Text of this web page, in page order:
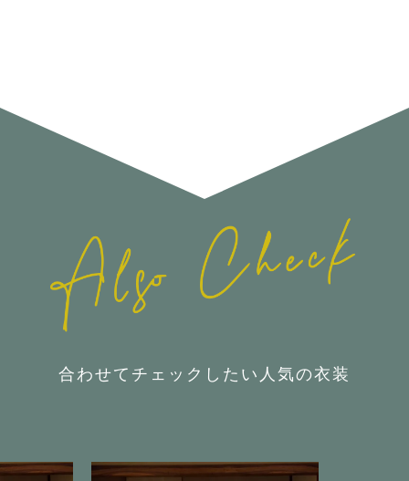
合わせてチェックしたい人気の衣装